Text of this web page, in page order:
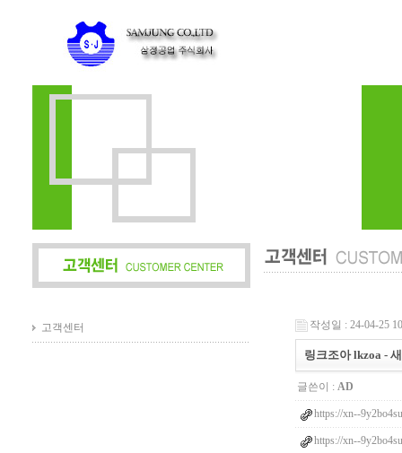
고객센터 작성일 : 24-04-25
링크조아 lkzoa -
글쓴이 :AD
https://xn--
https://xn--